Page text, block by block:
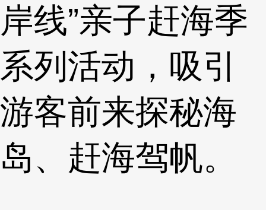
岸线”亲子赶海季
系列活动，吸引
游客前来探秘海
岛、赶海驾帆。